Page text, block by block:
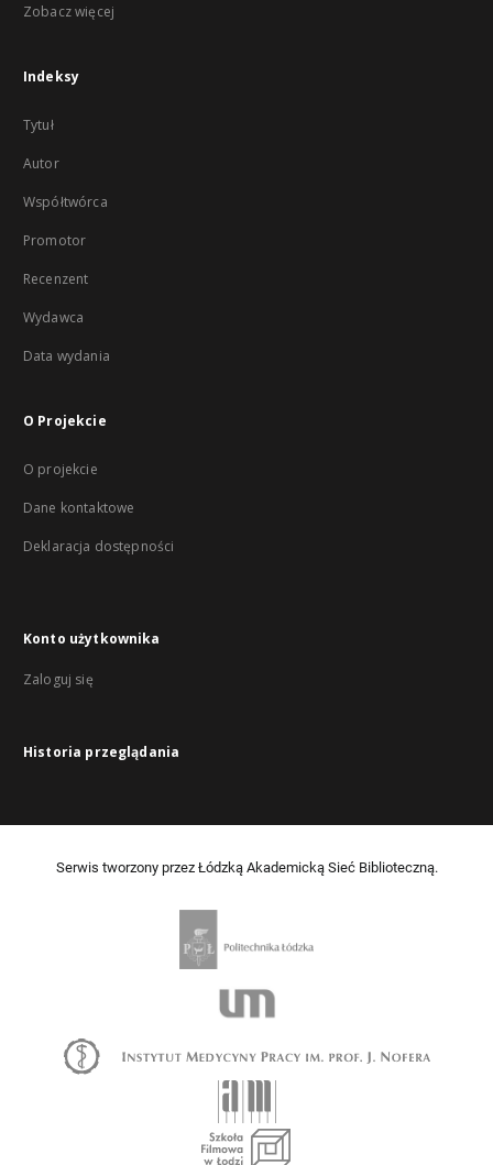
Zobacz więcej
Indeksy
Tytuł
Autor
Współtwórca
Promotor
Recenzent
Wydawca
Data wydania
O Projekcie
O projekcie
Dane kontaktowe
Deklaracja dostępności
Konto użytkownika
Zaloguj się
Historia przeglądania
Serwis tworzony przez Łódzką Akademicką Sieć Biblioteczną.